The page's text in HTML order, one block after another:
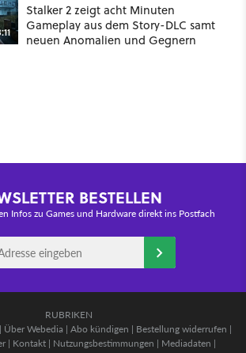
Stalker 2 zeigt acht Minuten
Gameplay aus dem Story-DLC samt
neuen Anomalien und Gegnern
BESTELLEN
Infos zu Games und Hardware direkt ins Postfach
RUBRIKEN
Über Webedia | Abo kündigen | Bestellung widerrufen |
| Kontakt | Nutzungsbestimmungen | Mediadaten |